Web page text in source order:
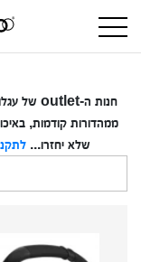
חנות ה-outlet של עגלות ואביזרי בוגבו היא
ממהדורות קודמות,
שלא יחזרו...